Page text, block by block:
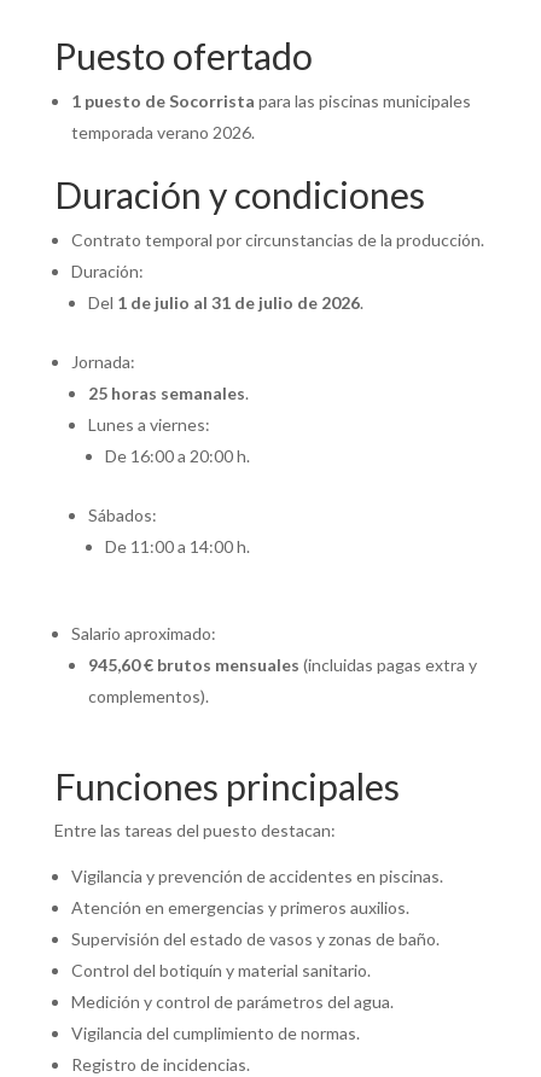
Puesto ofertado
1 puesto de Socorrista para las piscinas municipales
temporada verano 2026.
Duración y condiciones
Contrato temporal por circunstancias de la producción.
Duración:
Del 1 de julio al 31 de julio de 2026.
Jornada:
25 horas semanales.
Lunes a viernes:
De 16:00 a 20:00 h.
Sábados:
De 11:00 a 14:00 h.
Salario aproximado:
945,60 € brutos mensuales (incluidas pagas extra y
complementos).
Funciones principales
Entre las tareas del puesto destacan:
Vigilancia y prevención de accidentes en piscinas.
Atención en emergencias y primeros auxilios.
Supervisión del estado de vasos y zonas de baño.
Control del botiquín y material sanitario.
Medición y control de parámetros del agua.
Vigilancia del cumplimiento de normas.
Registro de incidencias.